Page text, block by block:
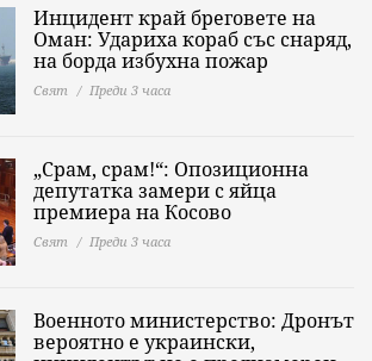
Инцидент край бреговете на
Оман: Удариха кораб със снаряд,
на борда избухна пожар
Свят Преди 3 часа
„Срам, срам!“: Опозиционна
депутатка замери с яйца
премиера на Косово
Свят Преди 3 часа
Военното министерство: Дронът
вероятно е украински,